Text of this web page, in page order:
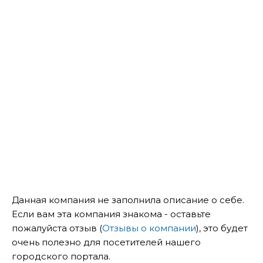
Данная компания не заполнила описание о себе.
Если вам эта компания знакома - оставьте
пожалуйста отзыв (Отзывы о компании), это будет
очень полезно для посетителей нашего
городского портала.